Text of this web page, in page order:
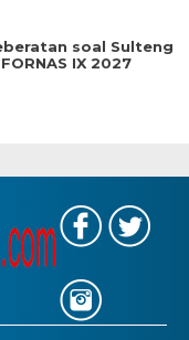
soal Sulteng
IX 2027